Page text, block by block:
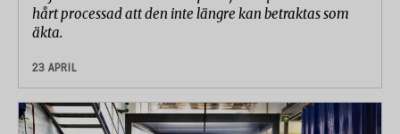
hårt processad att den inte längre kan betraktas som
äkta.
23 APRIL